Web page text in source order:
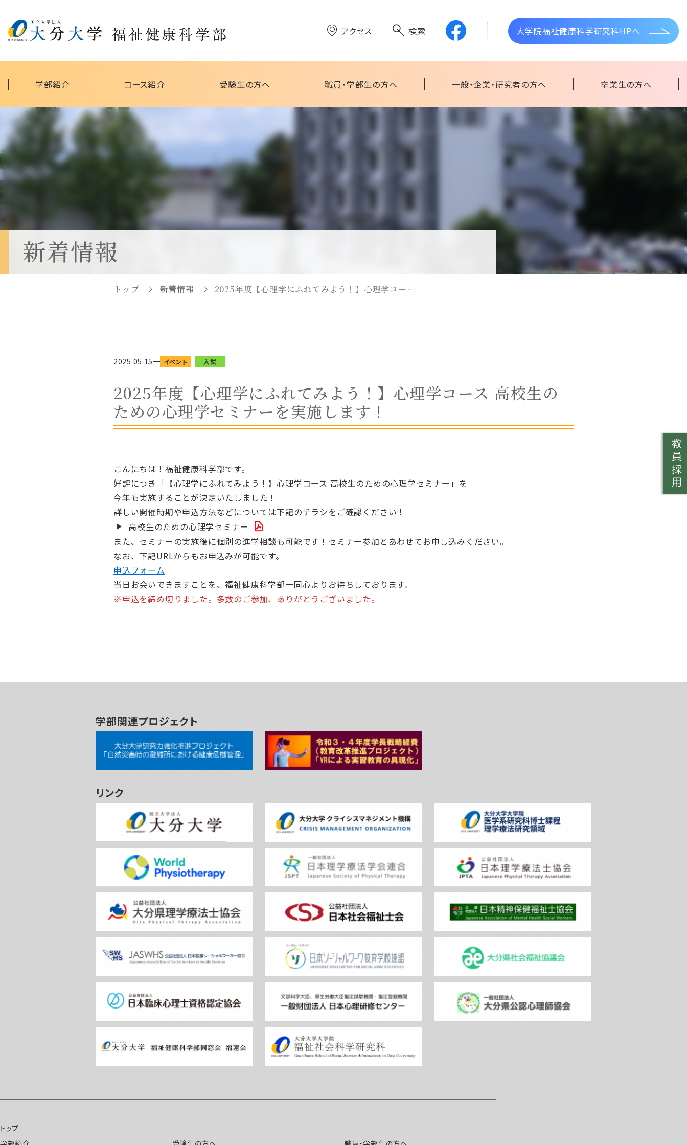
アクセス 検索 大学院福祉健康科学研究科HPへ
学部紹介 コース紹介
地域共生社会研究拠
点
権利擁護教育研究セ
ンター
臨床心理教育研究セ
（心理教育相談室）
医療介護教育研究セ
受験生の方へ 職員・学部生の方へ 一般・企業・研究者の方へ 卒業生の方へ
新着情報
トップ 新着情報 2025年度【心理学にふれてみよう！】心理学コー…
2025.05.15 イベント 入試
2025年度【心理学にふれてみよう！】心理学コース 高校生の
ための心理学セミナーを実施します！
こんにちは！福祉健康科学部です。
好評につき「【心理学にふれてみよう！】心理学コース 高校生のための心理学セミナー」を
今年も実施することが決定いたしました！
詳しい開催時期や申込方法などについては下記のチラシをご確認ください！
高校生のための心理学セミナー
また、セミナーの実施後に個別の進学相談も可能です！セミナー参加とあわせてお申し込みください。
なお、下記URLからもお申込みが可能です。
申込フォーム
当日お会いできますことを、福祉健康科学部一同心よりお待ちしております。
※申込を締め切りました。多数のご参加、ありがとうございました。
教員採用
学部関連プロジェクト
リンク
トップ